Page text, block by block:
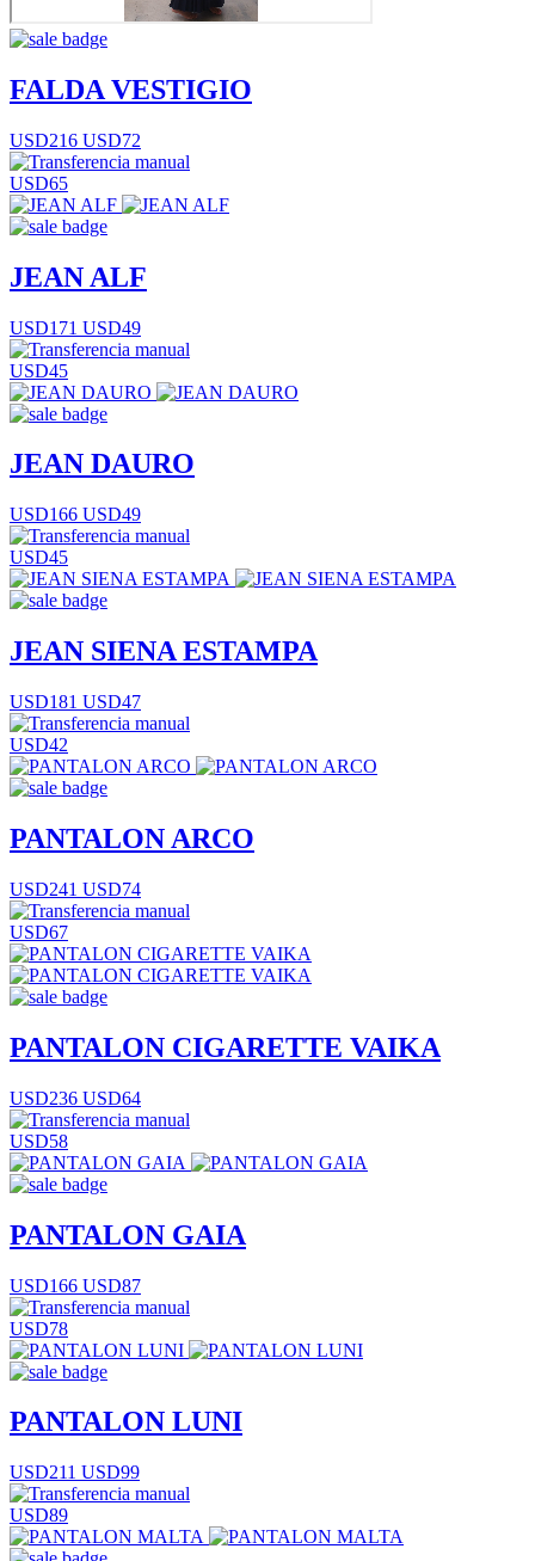
FALDA VESTIGIO
USD216 USD72
USD65
JEAN ALF
USD171 USD49
USD45
JEAN DAURO
USD166 USD49
USD45
JEAN SIENA ESTAMPA
USD181 USD47
USD42
PANTALON ARCO
USD241 USD74
USD67
PANTALON CIGARETTE VAIKA
USD236 USD64
USD58
PANTALON GAIA
USD166 USD87
USD78
PANTALON LUNI
USD211 USD99
USD89